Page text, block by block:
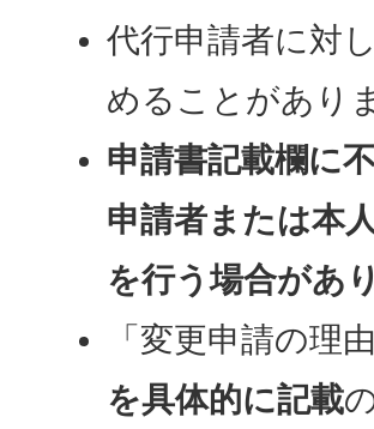
代行申請者に対
めることがあり
申請書記載欄に
申請者または本
を行う場合があ
「変更申請の理
を具体的に記載